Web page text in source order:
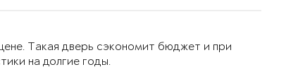
Такая дверь сэкономит бюджет и при
на долгие годы.